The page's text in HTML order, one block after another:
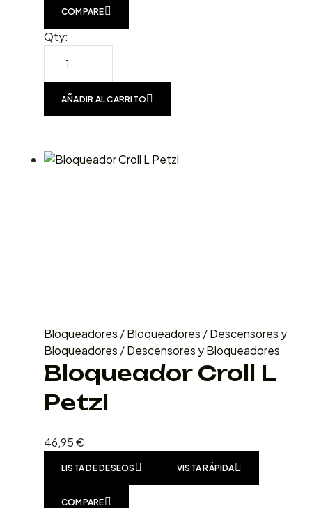
COMPARE
Qty:
AÑADIR AL CARRITO
Bloqueadores /Bloqueadores /Descensores y
Bloqueadores /Descensores y Bloqueadores
Bloqueador Croll L
Petzl
46,95€
LISTA DE DESEOS VISTA RÁPIDA
COMPARE